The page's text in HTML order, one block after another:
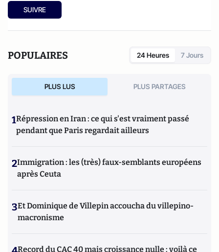
SUIVRE
POPULAIRES 24 Heures 7 Jours
PLUS LUS PLUS PARTAGES
1Répression en Iran : ce qui s'est vraiment passé
pendant que Paris regardait ailleurs
2Immigration : les (très) faux-semblants européens
après Ceuta
3Et Dominique de Villepin accoucha du villepino-
macronisme
Record du CAC 40 mais croissance nulle : voilà ce